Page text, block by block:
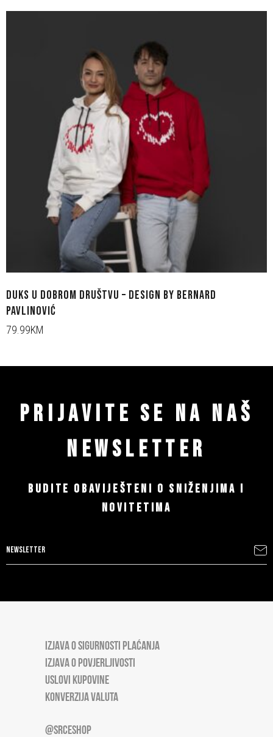
DUKS U DOBROM DRUŠTVU – DESIGN BY BERNARD
PAVLINOVIĆ
79.99KM
PRIJAVITE SE NA NAŠ
NEWSLETTER
BUDITE OBAVIJEŠTENI O SNIŽENJIMA I
NOVITETIMA
IZJAVA O SIGURNOSTI PLAĆANJA
IZJAVA O POVJERLJIVOSTI
USLOVI KUPOVINE
KONVERZIJA VALUTA
@SRCESHOP